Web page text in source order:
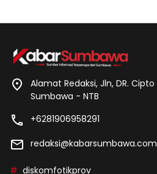
Alamat Redaksi, Jln, DR.
Sumbawa - NTB
+6281906958291
redaksi@kabarsumbawa.com
diskomfotikprov